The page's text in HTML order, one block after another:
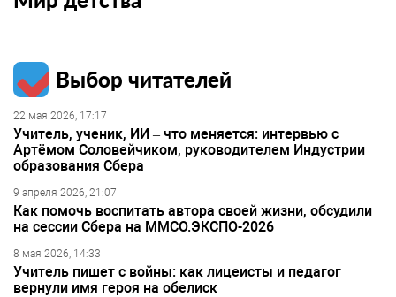
Выбор читателей
22 мая 2026, 17:17
Учитель, ученик, ИИ – что меняется: интервью с
Артёмом Соловейчиком, руководителем Индустрии
образования Сбера
9 апреля 2026, 21:07
Как помочь воспитать автора своей жизни, обсудили
на сессии Сбера на ММСО.ЭКСПО-2026
8 мая 2026, 14:33
Учитель пишет с войны: как лицеисты и педагог
вернули имя героя на обелиск